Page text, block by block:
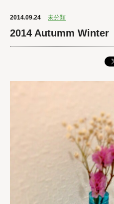
2014.09.24 未分類
2014 Autumm Winter